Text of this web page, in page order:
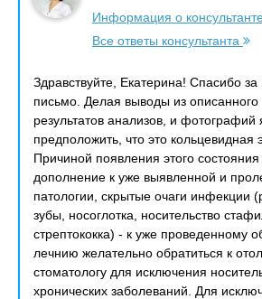
Информация о
Все ответы консультанта
Здравствуйте, Екатерина! Спасибо
письмо. Делая выводы из описанного
результатов анализов, и фотографий
предположить, что это кольцевидная
Причиной появления этого
дополнение к уже выявленной и
патологии, скрытые очаги инфекции
зубы, носоглотка, носительство
стрептококка) - к уже проведенному
лечнию желательно обратиться к
стоматологу для исключения
хронических заболеваний. Для